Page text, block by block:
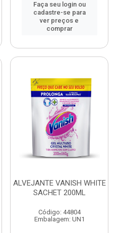
Faça seu login ou
cadastre-se para
ver preços e
comprar
ALVEJANTE VANISH WHITE
SACHET 200ML
Código: 44804
Embalagem: UN1